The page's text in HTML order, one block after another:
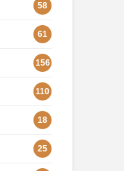
58
61
156
110
18
25